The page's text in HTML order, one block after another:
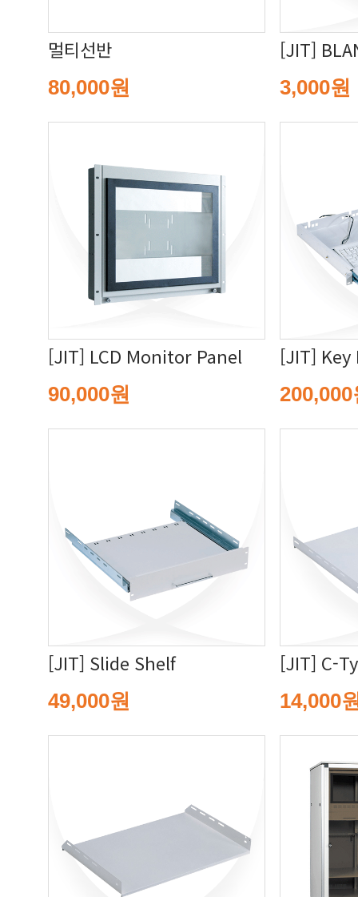
멀티선반
80,000원
[JIT]
3,000원
[JIT] LCD Monitor Panel
90,000원
[JIT]
200,000
[JIT] Slide Shelf
49,000원
[JIT] C-
14,000